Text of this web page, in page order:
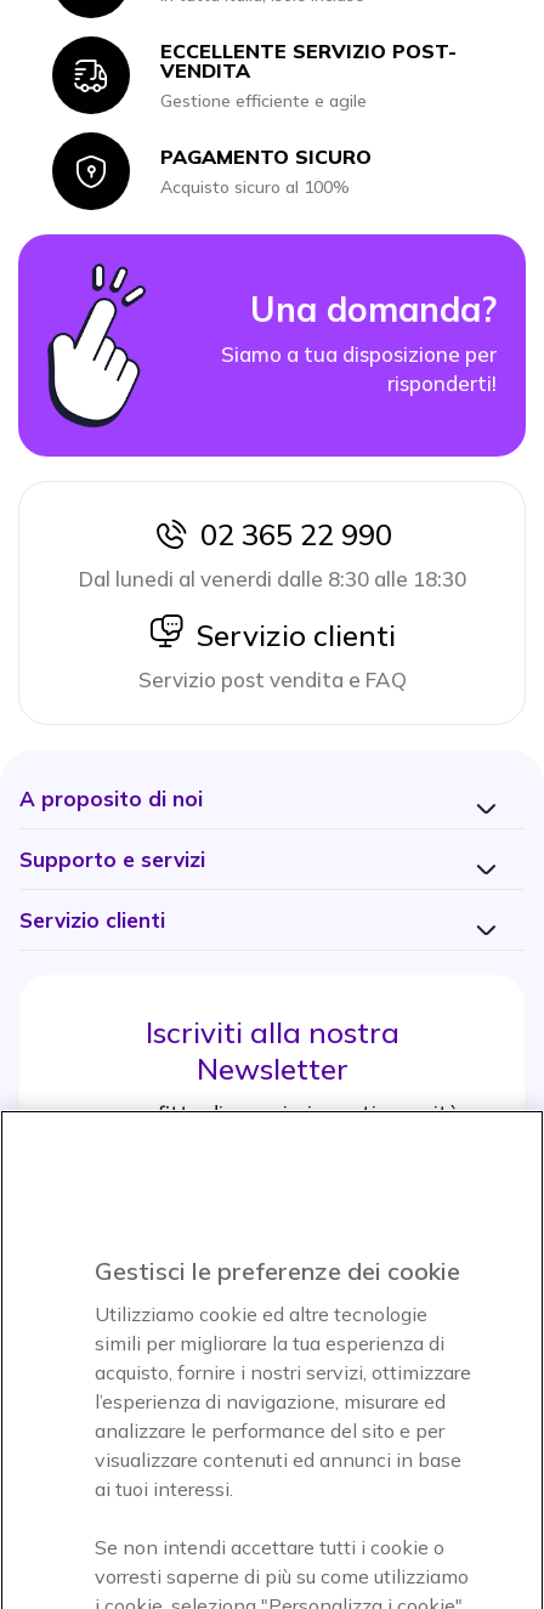
Icon
ECCELLENTE SERVIZIO POST-
VENDITA
Gestione efficiente e agile
IconPAGAMENTO SICURO
Acquisto sicuro al 100%
Una domanda?
Siamo a tua disposizione per
risponderti!
icon
02 365 22 990
Dal lunedi al venerdi dalle 8:30 alle 18:30
icon
Servizio clienti
Servizio post vendita e FAQ
A proposito di noi
Supporto e servizi
Servizio clienti
Iscriviti alla nostra
Newsletter
e approfitta di maggiori sconti e novità
Icon
Icon
Paga facilmente ed in assoluta sicurezza
Accettiamo
Gestisci le preferenze dei cookie
Utilizziamo cookie ed altre tecnologie
simili per migliorare la tua esperienza di
acquisto, fornire i nostri servizi, ottimizzare
l’esperienza di navigazione, misurare ed
analizzare le performance del sito e per
visualizzare contenuti ed annunci in base
ai tuoi interessi.
Se non intendi accettare tutti i cookie o
vorresti saperne di più su come utilizziamo